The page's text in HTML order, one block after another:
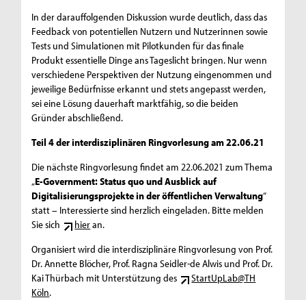
In der darauffolgenden Diskussion wurde deutlich, dass das
Feedback von potentiellen Nutzern und Nutzerinnen sowie
Tests und Simulationen mit Pilotkunden für das finale
Produkt essentielle Dinge ans Tageslicht bringen. Nur wenn
verschiedene Perspektiven der Nutzung eingenommen und
jeweilige Bedürfnisse erkannt und stets angepasst werden,
sei eine Lösung dauerhaft marktfähig, so die beiden
Gründer abschließend.
Teil 4 der interdisziplinären Ringvorlesung am 22.06.21
Die nächste Ringvorlesung findet am 22.06.2021 zum Thema
„E-Government: Status quo und Ausblick auf
Digitalisierungsprojekte in der öffentlichen Verwaltung“
statt – Interessierte sind herzlich eingeladen. Bitte melden
Sie sich
hieran.
Organisiert wird die interdisziplinäre Ringvorlesung von Prof.
Dr. Annette Blöcher, Prof. Ragna Seidler-de Alwis und Prof. Dr.
Kai Thürbach mit Unterstützung des
StartUpLab@TH
Köln.